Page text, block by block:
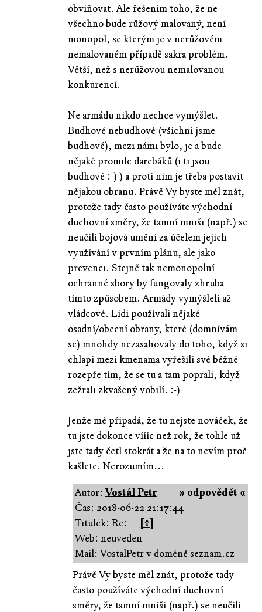
obviňovat. Ale řešením toho, že ne
všechno bude růžový malovaný, není
monopol, se kterým je v nerůžovém
nemalovaném případě sakra problém.
Větší, než s nerůžovou nemalovanou
konkurencí.
Ne armádu nikdo nechce vymýšlet.
Budhové nebudhové (všichni jsme
budhové), mezi námi bylo, je a bude
nějaké promile darebáků (i ti jsou
budhové :-) ) a proti nim je třeba postavit
nějakou obranu. Právě Vy byste měl znát,
protože tady často používáte východní
duchovní směry, že tamní mniši (např.) se
neučili bojová umění za účelem jejich
využívání v prvním plánu, ale jako
prevenci. Stejně tak nemonopolní
ochranné sbory by fungovaly zhruba
tímto způsobem. Armády vymýšleli až
vládcové. Lidi používali nějaké
osadní/obecní obrany, které (domnívám
se) mnohdy nezasahovaly do toho, když si
chlapi mezi kmenama vyřešili své běžné
rozepře tím, že se tu a tam poprali, když
zežrali zkvašený vobilí. :-)
Jenže mě připadá, že tu nejste nováček, že
tu jste dokonce víííc než rok, že tohle už
jste tady četl stokrát a že na to nevím proč
kašlete. Nerozumím...
» odpovědět «
Autor:Vostál Petr
Čas: 2018-06-22 21:17:44
Titulek: Re:
[↑]
Web: neuveden
Mail: VostalPetr v doméně seznam.cz
Právě Vy byste měl znát, protože tady
často používáte východní duchovní
směry, že tamní mniši (např.) se neučili